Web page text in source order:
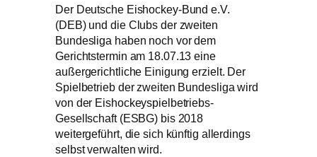
Der Deutsche Eishockey-Bund e.V.
(DEB) und die Clubs der zweiten
Bundesliga haben noch vor dem
Gerichtstermin am 18.07.13 eine
außergerichtliche Einigung erzielt. Der
Spielbetrieb der zweiten Bundesliga wird
von der Eishockeyspielbetriebs-
Gesellschaft (ESBG) bis 2018
weitergeführt, die sich künftig allerdings
selbst verwalten wird.